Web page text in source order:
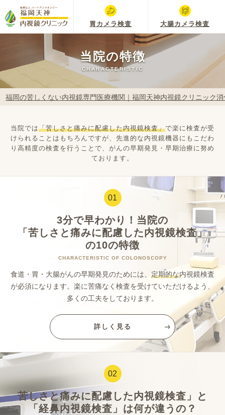
胃カメラ検査 大腸カメラ検査
当院の特徴
CHARACTERISTIC
福岡の苦しくない内視鏡専門医療機関｜福岡天神内視鏡クリニック
当院では「苦しさと痛みに配慮した内視鏡検査」で楽に検査が受
けられることはもちろんですが、 先進的な内視鏡機器にもこだわ
り高精度の検査を行うことで、がんの早期発見・早期治療に努め
ております。
01
3分で早わかり！当院の
「苦しさと痛みに配慮した内視鏡検査」
の10の特徴
CHARACTERISTIC OF COLONOSCOPY
食道・胃・大腸がんの早期発見のためには、 定期的な内視鏡検査
が必須になります。 楽に苦痛なく検査を受けていただけるよう、
多くの工夫をしております。
詳しく見る
02
苦しさと痛みに配慮した内視鏡検査」と
「経鼻内視鏡検査」は何が違うの？